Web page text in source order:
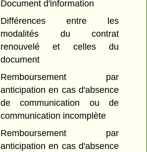
Document d'information
Différences entre les
modalités du contrat
renouvelé et celles du
document
Remboursement par
anticipation en cas d'absence
de communication ou de
communication incomplète
Remboursement par
anticipation en cas d'absence